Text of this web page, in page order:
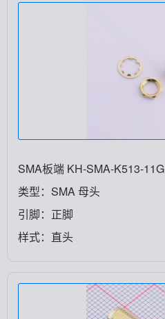
SMA板端 KH-SMA-K513-11G
类型：SMA 母头
引脚：正脚
样式：直头